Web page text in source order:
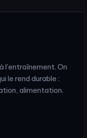
l'entraînement. On
le rend durable :
alimentation.